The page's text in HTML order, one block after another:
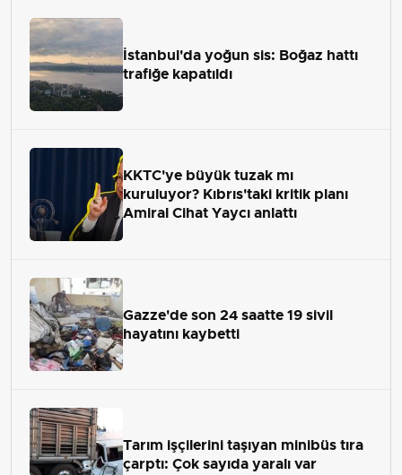
İstanbul'da yoğun sis: Boğaz hattı
trafiğe kapatıldı
KKTC'ye büyük tuzak mı
kuruluyor? Kıbrıs'taki kritik planı
Amiral Cihat Yaycı anlattı
Gazze'de son 24 saatte 19 sivil
hayatını kaybetti
Tarım işçilerini taşıyan minibüs tıra
çarptı: Çok sayıda yaralı var